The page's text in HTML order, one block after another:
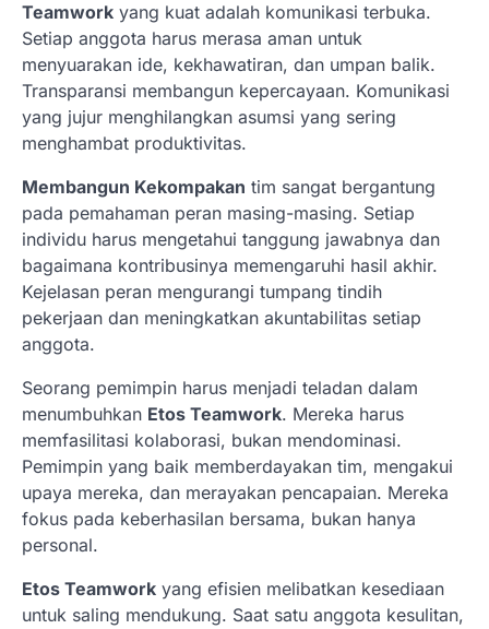
Teamwork yang kuat adalah komunikasi terbuka.
Setiap anggota harus merasa aman untuk
menyuarakan ide, kekhawatiran, dan umpan balik.
Transparansi membangun kepercayaan. Komunikasi
yang jujur menghilangkan asumsi yang sering
menghambat produktivitas.
Membangun Kekompakan tim sangat bergantung
pada pemahaman peran masing-masing. Setiap
individu harus mengetahui tanggung jawabnya dan
bagaimana kontribusinya memengaruhi hasil akhir.
Kejelasan peran mengurangi tumpang tindih
pekerjaan dan meningkatkan akuntabilitas setiap
anggota.
Seorang pemimpin harus menjadi teladan dalam
menumbuhkan Etos Teamwork. Mereka harus
memfasilitasi kolaborasi, bukan mendominasi.
Pemimpin yang baik memberdayakan tim, mengakui
upaya mereka, dan merayakan pencapaian. Mereka
fokus pada keberhasilan bersama, bukan hanya
personal.
Etos Teamwork yang efisien melibatkan kesediaan
untuk saling mendukung. Saat satu anggota kesulitan,